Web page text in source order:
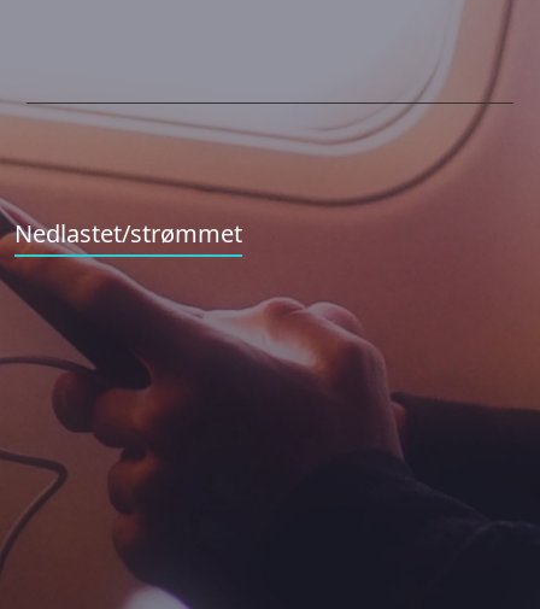
Nedlastet/strømmet